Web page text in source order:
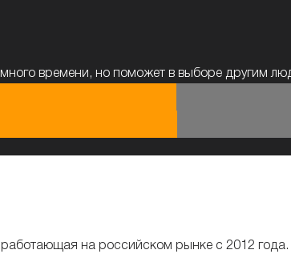
времени, но поможет в выборе другим
на российском рынке с 2012 года.